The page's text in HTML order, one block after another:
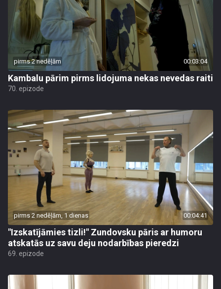
pirms 2 nedēļām 00:03:04
Kambalu pārim pirms lidojuma nekas nevedas raiti
70. epizode
pirms 2 nedēļām, 1 dienas 00:04:41
"Izskatījāmies tizli!" Zundovsku pāris ar humoru
atskatās uz savu deju nodarbības pieredzi
69. epizode